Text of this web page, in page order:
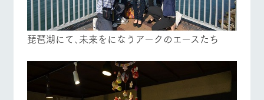
琵琶湖にて､未来をになうアークのエースたち